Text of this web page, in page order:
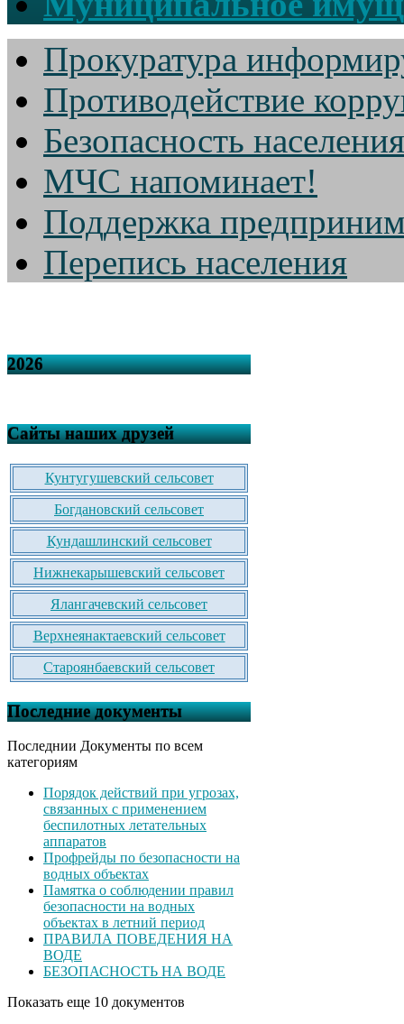
Прокуратура
Противодействие
Безопасность населения
МЧС напоминает!
Поддержка
Перепись населения
2026
Сайты наших друзей
Кунтугушевский сельсовет
Богдановский сельсовет
Кундашлинский сельсовет
Нижнекарышевский сельсовет
Ялангачевский сельсовет
Верхнеянактаевский сельсовет
Староянбаевский сельсовет
Последние документы
Последнии Документы по всем
категориям
Порядок действий при угрозах,
связанных с применением
беспилотных летательных
аппаратов
Профрейды по безопасности на
водных объектах
Памятка о соблюдении правил
безопасности на водных
объектах в летний период
ПРАВИЛА ПОВЕДЕНИЯ НА
ВОДЕ
БЕЗОПАСНОСТЬ НА ВОДЕ
Показать еще 10 документов